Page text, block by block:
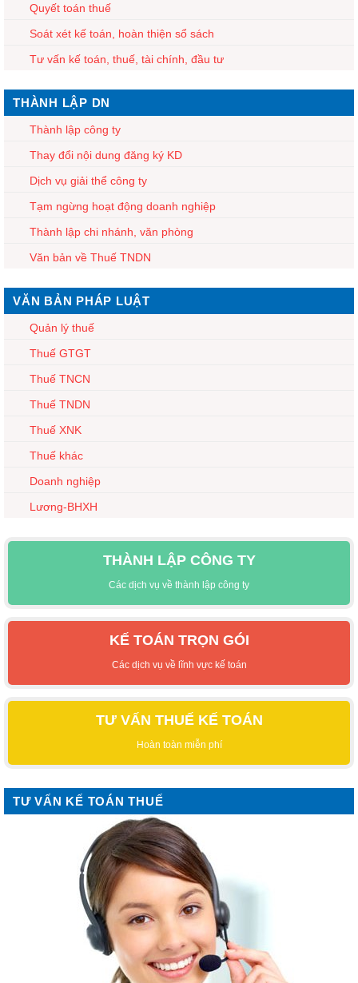
Quyết toán thuế
Soát xét kế toán, hoàn thiện sổ sách
Tư vấn kế toán, thuế, tài chính, đầu tư
THÀNH LẬP DN
Thành lập công ty
Thay đổi nội dung đăng ký KD
Dịch vụ giải thể công ty
Tạm ngừng hoạt động doanh nghiệp
Thành lập chi nhánh, văn phòng
Văn bản về Thuế TNDN
VĂN BẢN PHÁP LUẬT
Quản lý thuế
Thuế GTGT
Thuế TNCN
Thuế TNDN
Thuế XNK
Thuế khác
Doanh nghiệp
Lương-BHXH
THÀNH LẬP CÔNG TY
Các dịch vụ về thành lập công ty
KẾ TOÁN TRỌN GÓI
Các dịch vụ về lĩnh vực kế toán
TƯ VẤN THUẾ KẾ TOÁN
Hoàn toàn miễn phí
TƯ VẤN KẾ TOÁN THUẾ